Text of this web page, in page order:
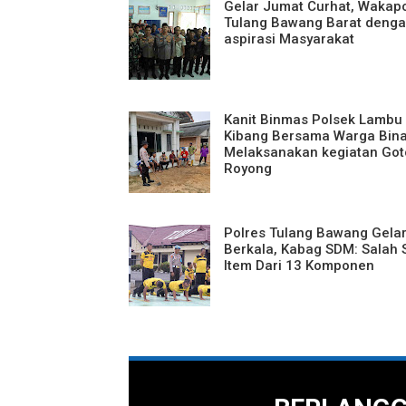
Gelar Jumat Curhat,
Tulang Bawang Barat
aspirasi Masyarakat
Kanit Binmas Polsek Lambu
Kibang Bersama Warga
Melaksanakan kegiatan
Royong
Polres Tulang Bawang
Berkala, Kabag SDM: Salah
Item Dari 13 Komponen